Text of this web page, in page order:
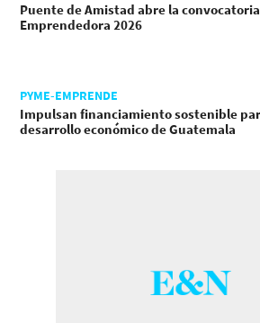
Puente de Amistad abre la
Emprendedora 2026
PYME-EMPRENDE
Impulsan financiamiento sostenible
desarrollo económico de Guatemala